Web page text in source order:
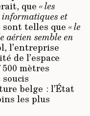
que « les
informatiques et
sont telles que « le
aérien semble en
l’entreprise
de l’espace
mètres
belge : l’État
les plus